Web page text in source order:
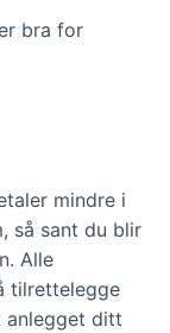
bra for
mindre i
så sant du blir
Alle
tilrettelegge
anlegget ditt